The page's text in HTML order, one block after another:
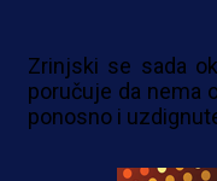
Zrinjski se sada
poručuje da nema
ponosno i